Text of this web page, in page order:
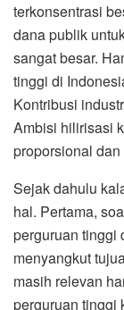
terkonsentrasi
dana publik
sangat besar.
tinggi di
Kontribusi
Ambisi hilirisasi
proporsional
Sejak dahulu
hal. Pertama,
perguruan tinggi
menyangkut
masih relevan
perguruan tinggi